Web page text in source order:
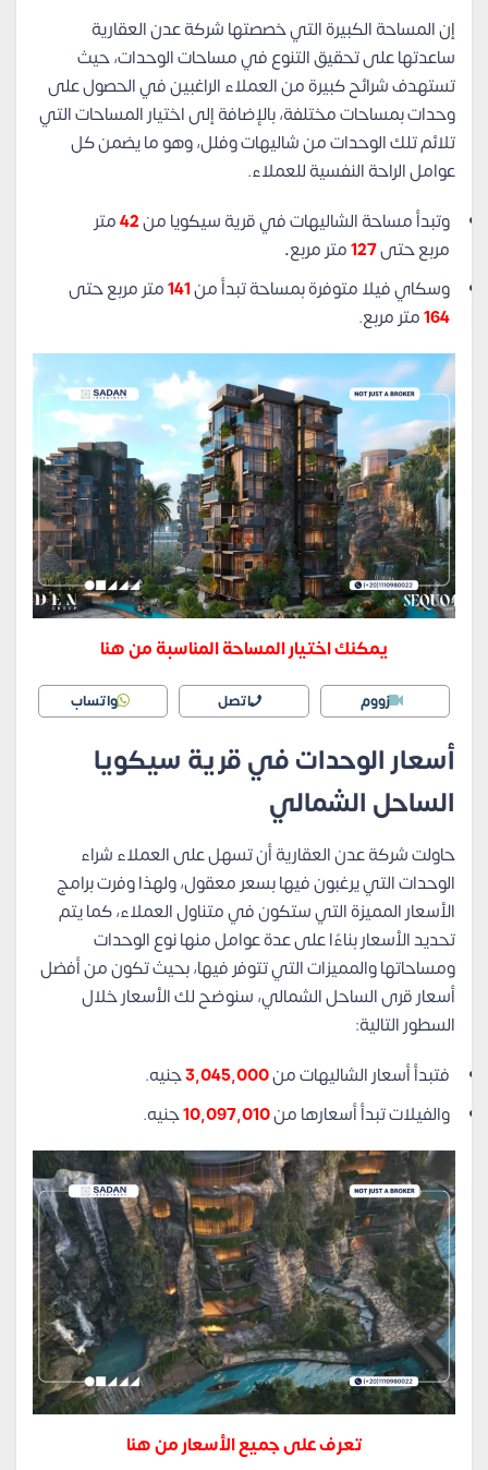
إن المساحة الكبيرة التي خصصتها شركة عدن العقارية
ساعدتها على تحقيق التنوع في مساحات الوحدات، حيث
تستهدف شرائح كبيرة من العملاء الراغبين في الحصول على
وحدات بمساحات مختلفة، بالإضافة إلى اختيار المساحات التي
تلائم تلك الوحدات من شاليهات وفلل، وهو ما يضمن كل
عوامل الراحة النفسية للعملاء.
وتبدأ مساحة الشاليهات في قرية سيكويا من
متر
مربع حتى
متر مربع.
وسكاي فيلا متوفرة بمساحة تبدأ من141متر مربع حتى
164متر مربع.
يمكنك اختيار المساحة المناسبة من هنا
زووم اتصل واتساب
أسعار الوحدات في قرية سيكويا
الساحل الشمالي
حاولت شركة عدن العقارية أن تسهل على العملاء شراء
الوحدات التي يرغبون فيها بسعر معقول، ولهذا وفرت برامج
الأسعار المميزة التي ستكون في متناول العملاء، كما يتم
تحديد الأسعار بناءًا على عدة عوامل منها نوع الوحدات
ومساحاتها والمميزات التي تتوفر فيها، بحيث تكون من أفضل
أسعار قرى الساحل الشمالي، سنوضح لك الأسعار خلال
السطور التالية:
فتبدأ أسعار الشاليهات من3,045,000جنيه.
والفيلات تبدأ أسعارها من10,097,010جنيه.
تعرف على جميع الأسعار من هنا